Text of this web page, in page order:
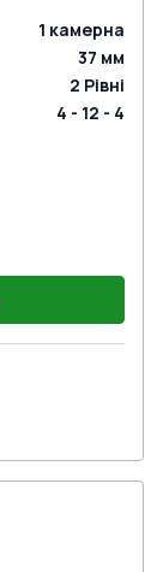
1 камерна
37 мм
2 Рівні
4 - 12 - 4